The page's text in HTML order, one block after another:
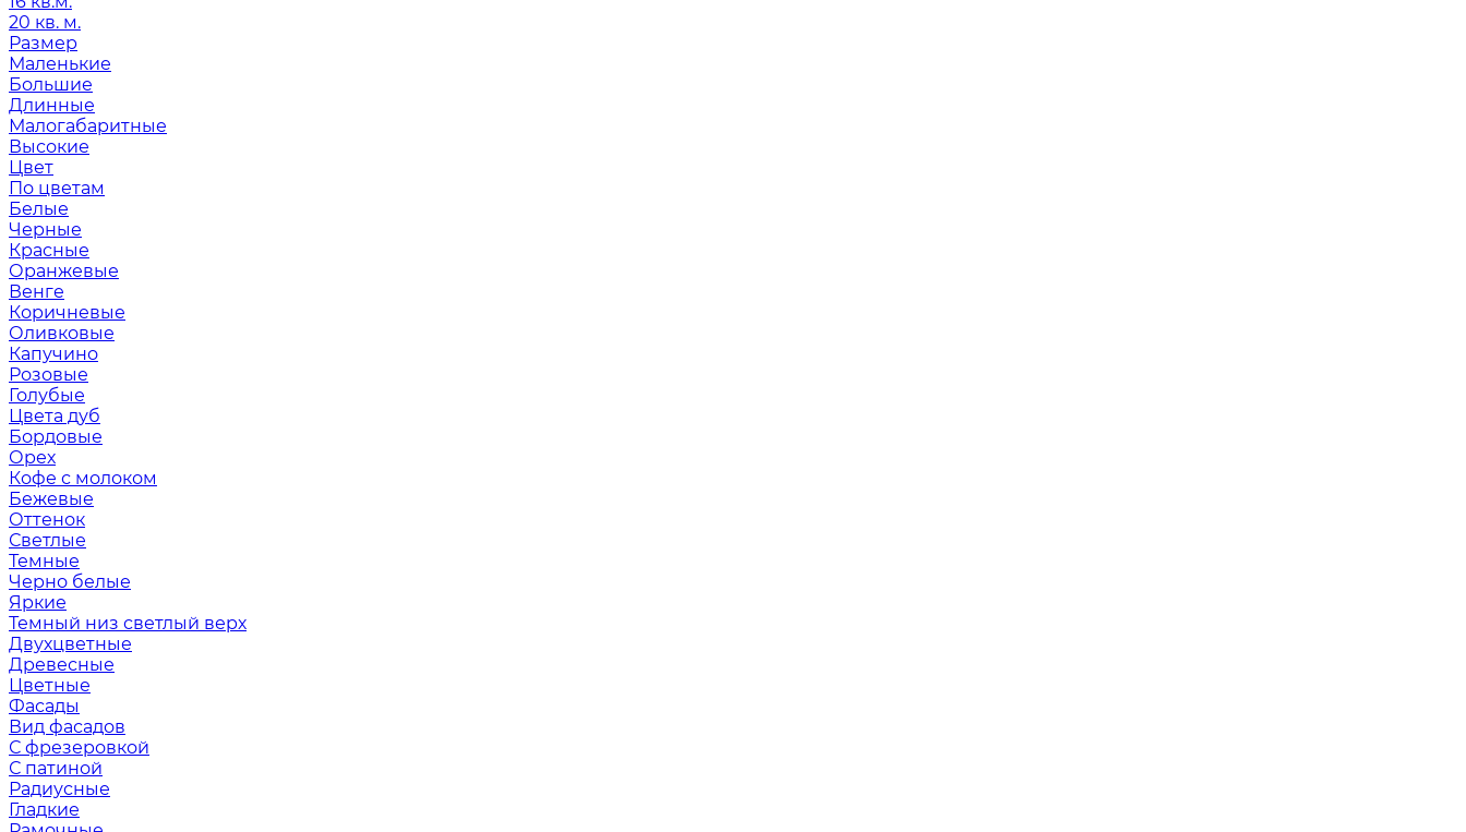
20 кв. м.
Размер
Маленькие
Большие
Длинные
Малогабаритные
Высокие
Цвет
По цветам
Белые
Черные
Красные
Оранжевые
Венге
Коричневые
Оливковые
Капучино
Розовые
Голубые
Цвета дуб
Бордовые
Орех
Кофе с молоком
Бежевые
Оттенок
Светлые
Темные
Черно белые
Яркие
Темный низ светлый верх
Двухцветные
Древесные
Цветные
Фасады
Вид фасадов
С фрезеровкой
С патиной
Радиусные
Гладкие